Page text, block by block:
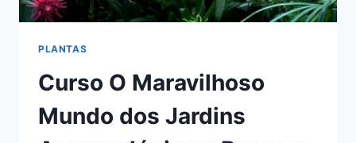
PLANTAS
Curso O Maravilhoso
Mundo dos Jardins